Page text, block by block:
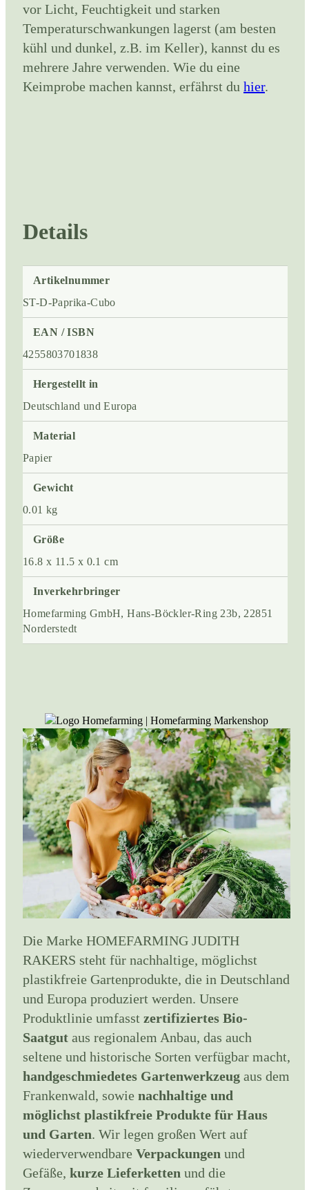
vor Licht, Feuchtigkeit und starken
Temperaturschwankungen lagerst (am besten
kühl und dunkel, z.B. im Keller), kannst du es
mehrere Jahre verwenden. Wie du eine
Keimprobe machen kannst, erfährst du hier.
Details
Artikelnummer
ST-D-Paprika-Cubo
EAN / ISBN
4255803701838
Hergestellt in
Deutschland und Europa
Material
Papier
Gewicht
0.01 kg
Größe
16.8 x 11.5 x 0.1 cm
Inverkehrbringer
Homefarming GmbH, Hans-Böckler-Ring 23b, 22851
Norderstedt
Die Marke HOMEFARMING JUDITH
RAKERS steht für nachhaltige, möglichst
plastikfreie Gartenprodukte, die in Deutschland
und Europa produziert werden. Unsere
Produktlinie umfasst zertifiziertes Bio-
Saatgut aus regionalem Anbau, das auch
seltene und historische Sorten verfügbar macht,
handgeschmiedetes Gartenwerkzeug aus dem
Frankenwald, sowie nachhaltige und
möglichst plastikfreie Produkte für Haus
und Garten. Wir legen großen Wert auf
wiederverwendbare Verpackungen und
Gefäße, kurze Lieferketten und die